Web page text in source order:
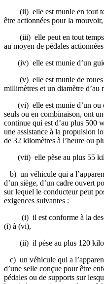
(ii) elle est munie en tout
être actionnées pour la mouvoir,
(iii) elle peut en tout temps
au moyen de pédales
(iv) elle est munie d’un
(v) elle est munie de roues
millimètres et un diamètre d’au
(vi) elle est munie d’un ou
seuls ou en combinaison, ont
continue qui est d’au plus 500
une assistance à la propulsion
de 32 kilomètres à l’heure ou
(vii) elle pèse au plus 55
b) un véhicule qui a
d’un siège, d’un cadre ouvert
sur lequel le conducteur peut
exigences suivantes :
(i) il est conforme à la
(i) à (vi),
(ii) il pèse au plus 120
c) un véhicule qui a
d’une selle conçue pour être
pédales ou de supports sur